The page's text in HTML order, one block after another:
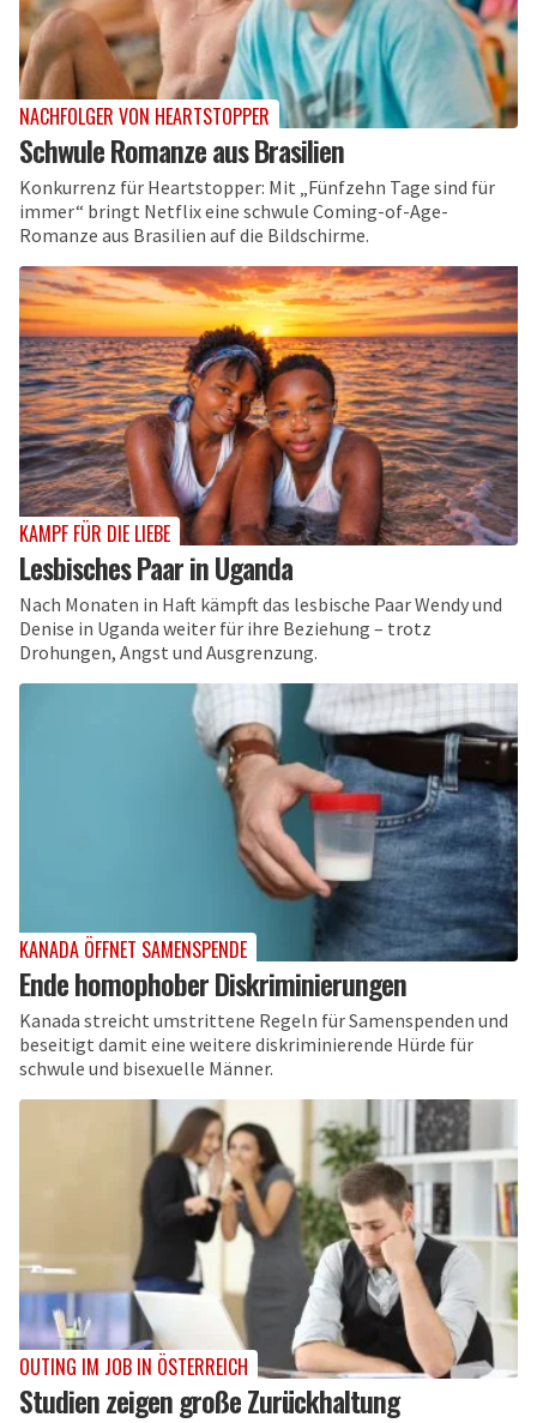
NACHFOLGER VON HEARTSTOPPER
Schwule Romanze aus Brasilien
Konkurrenz für Heartstopper: Mit „Fünfzehn Tage sind für
immer“ bringt Netflix eine schwule Coming-of-Age-
Romanze aus Brasilien auf die Bildschirme.
KAMPF FÜR DIE LIEBE
Lesbisches Paar in Uganda
Nach Monaten in Haft kämpft das lesbische Paar Wendy und
Denise in Uganda weiter für ihre Beziehung – trotz
Drohungen, Angst und Ausgrenzung.
KANADA ÖFFNET SAMENSPENDE
Ende homophober Diskriminierungen
Kanada streicht umstrittene Regeln für Samenspenden und
beseitigt damit eine weitere diskriminierende Hürde für
schwule und bisexuelle Männer.
OUTING IM JOB IN ÖSTERREICH
Studien zeigen große Zurückhaltung